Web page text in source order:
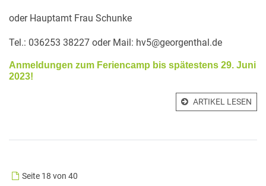
oder Hauptamt Frau Schunke
Tel.: 036253 38227 oder Mail: hv5@georgenthal.de
Anmeldungen zum Feriencamp bis spätestens 29. Juni
2023!
ARTIKEL LESEN
Seite 18 von 40